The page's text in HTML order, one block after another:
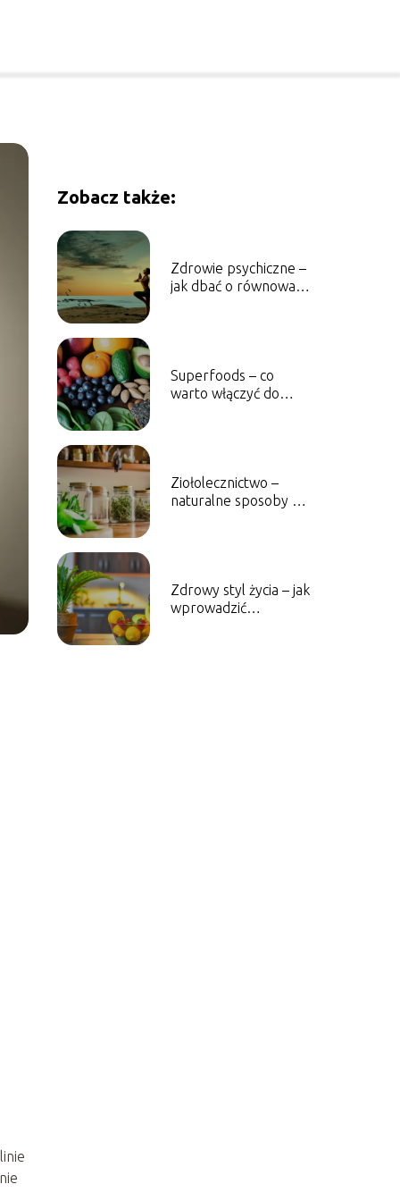
Zobacz także:
Zdrowie psychiczne –
jak dbać o równowagę
Superfoods – co
warto włączyć do
Ziołolecznictwo –
naturalne sposoby na
Zdrowy styl życia – jak
wprowadzić